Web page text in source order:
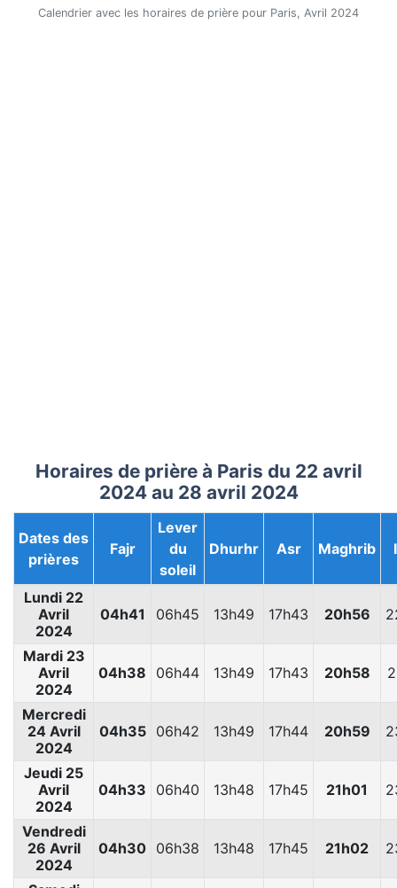
Calendrier avec les horaires de prière pour Paris, Avril 2024
Horaires de prière à Paris du 22 avril
2024 au 28 avril 2024
Dates des
prières
Fajr
Lever
du
soleil
Dhurhr Asr Maghrib
Lundi 22
Avril
2024
04h41 06h45 13h49 17h43 20h56
Mardi 23
Avril
2024
04h38 06h44 13h49 17h43 20h58
Mercredi
24 Avril
2024
04h35 06h42 13h49 17h44 20h59
Jeudi 25
Avril
2024
04h33 06h40 13h48 17h45 21h01
Vendredi
26 Avril
2024
04h30 06h38 13h48 17h45 21h02